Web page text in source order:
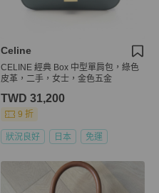
Celine
CELINE 經典 Box 中型單肩包，綠色
皮革，二手，女士，金色五金
TWD 31,200
9 折
狀況良好 日本 免運